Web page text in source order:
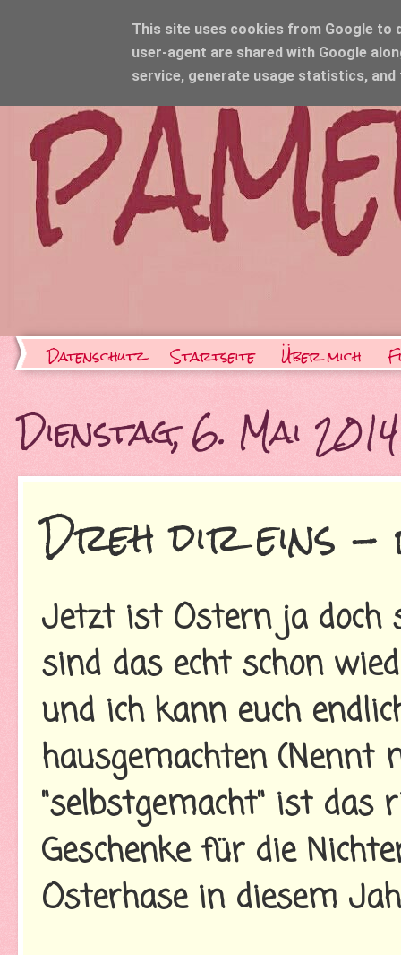
Datenschutz Startseite Über mich
Dienstag, 6. Mai 2014
Dreh dir eins
Jetzt ist Ostern ja doch
sind das echt schon
und ich kann euch
hausgemachten (Nennt
"selbstgemacht" ist
Geschenke für die
Osterhase in diesem
This site uses cookies from Google to
user-agent are shared with Google
service, generate usage statistics,